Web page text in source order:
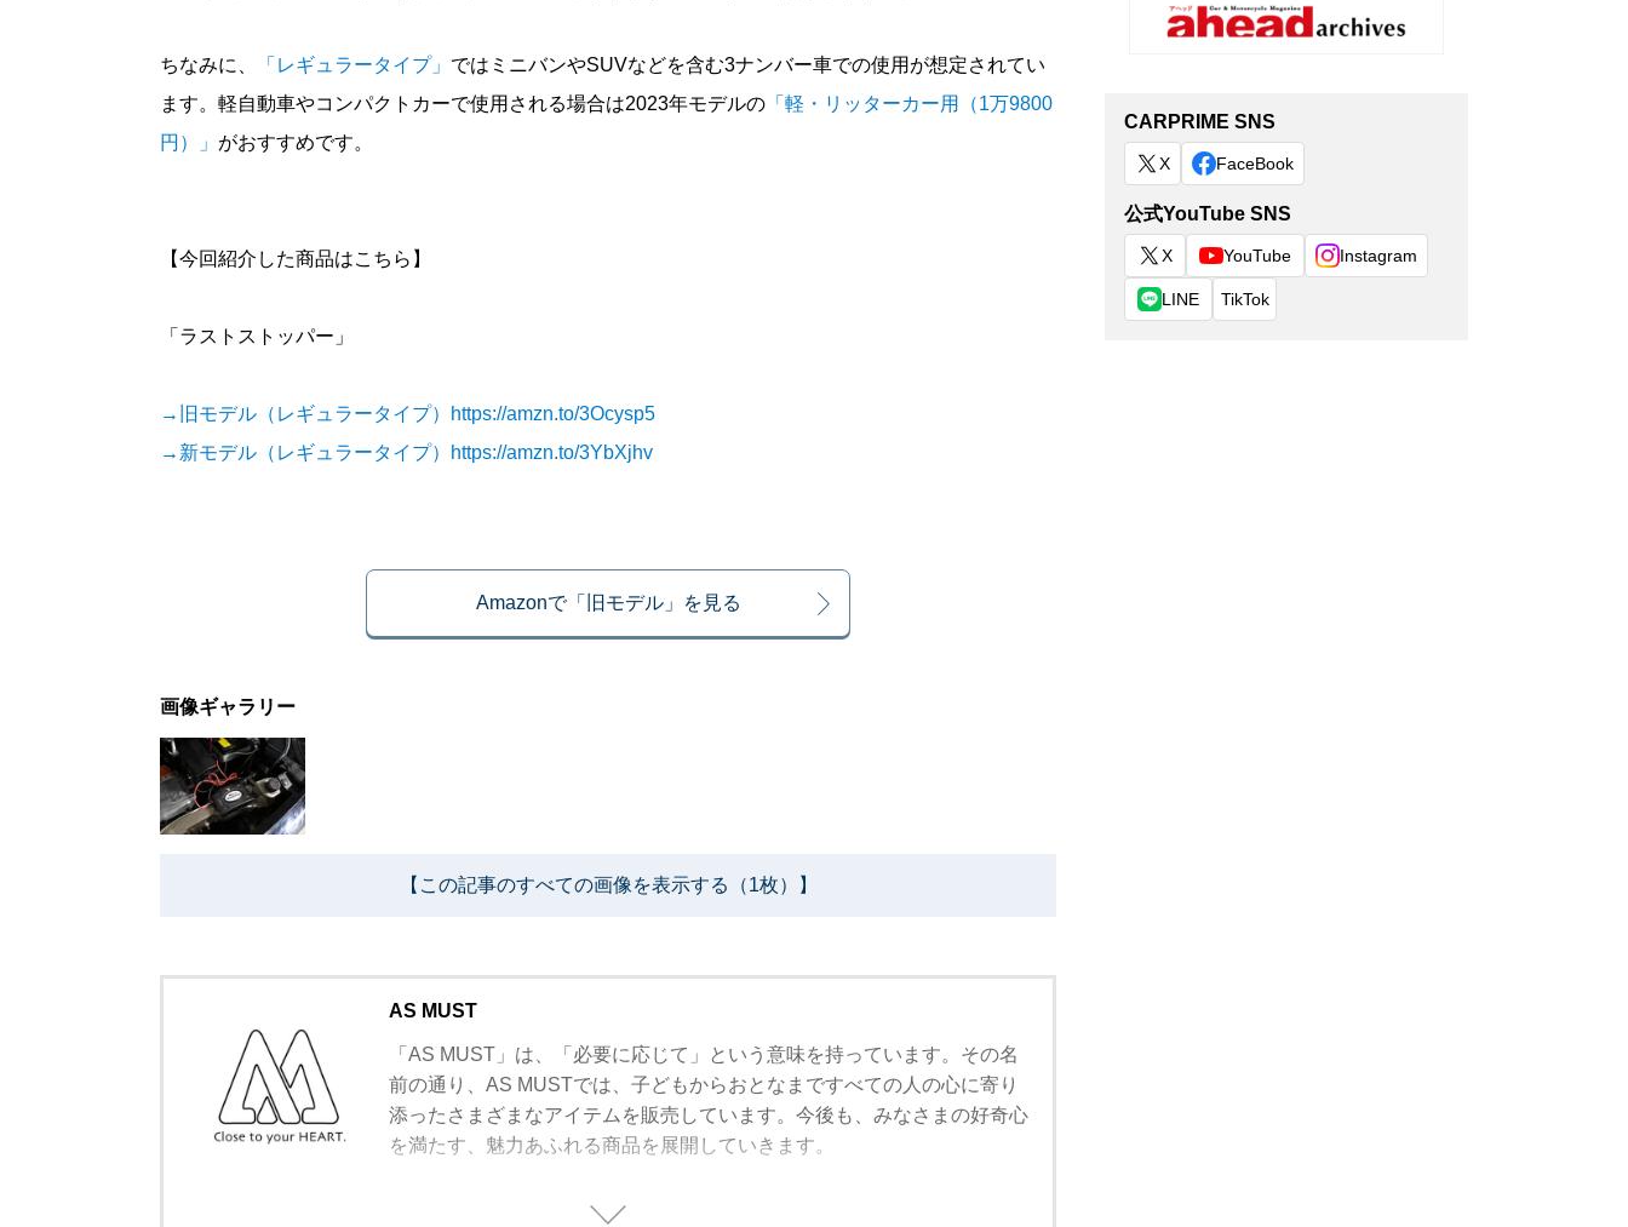
ちなみに、 「レギュラータイプ」 ではミニバンやSUVなどを含む3ナンバー車での使用が想定されてい
ます。軽自動車やコンパクトカーで使用される場合は2023年モデルの 「軽・リッターカー用（1万9800
円）」 がおすすめです。
【今回紹介した商品はこちら】
「ラストストッパー」
→旧モデル（レギュラータイプ）https://amzn.to/3Ocysp5
→新モデル（レギュラータイプ）https://amzn.to/3YbXjhv
Amazonで「旧モデル」を見る
画像ギャラリー
【この記事のすべての画像を表示する（1枚）】
AS MUST
「AS MUST」は、「必要に応じて」という意味を持っています。その名
前の通り、AS MUSTでは、子どもからおとなまですべての人の心に寄り
添ったさまざまなアイテムを販売しています。今後も、みなさまの好奇心
を満たす、魅力あふれる商品を展開していきます。
CARPRIME SNS
X FaceBook
公式YouTube SNS
X YouTube Instagram
LINE TikTok